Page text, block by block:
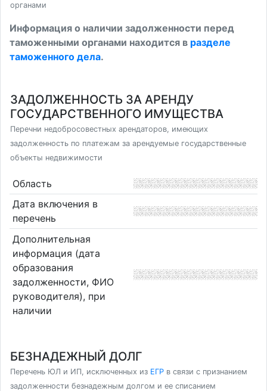
органами
Информация о наличии задолженности перед
таможенными органами находится в разделе
таможенного дела.
ЗАДОЛЖЕННОСТЬ ЗА АРЕНДУ
ГОСУДАРСТВЕННОГО ИМУЩЕСТВА
Перечни недобросовестных арендаторов, имеющих
задолженность по платежам за арендуемые государственные
объекты недвижимости
Область
Дата включения в
перечень
Дополнительная
информация (дата
образования
задолженности, ФИО
руководителя), при
наличии
БЕЗНАДЕЖНЫЙ ДОЛГ
Перечень ЮЛ и ИП, исключенных из ЕГР в связи с признанием
задолженности безнадежным долгом и ее списанием